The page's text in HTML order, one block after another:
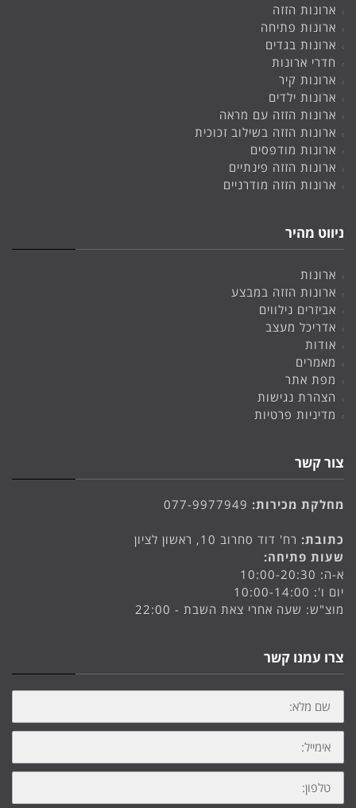
ארונות הזזה
ארונות פתיחה
ארונות בגדים
חדרי ארונות
ארונות קיר
ארונות ילדים
ארונות הזזה עם מראה
ארונות הזזה בשילוב זכוכית
ארונות מודפסים
ארונות הזזה פינתיים
ארונות הזזה מודרניים
ניווט מהיר
ארונות
ארונות הזזה במבצע
אביזרים נילווים
אדריכל מעצב
אודות
מאמרים
מפת אתר
הצהרת נגישות
מדיניות פרטיות
צור קשר
מחלקת מכירות: 077-9977949
כתובת: רח' דוד סחרוב 10, ראשון לציון
שעות פתיחה:
א-ה: 10:00-20:30
יום ו': 10:00-14:00
מוצ"ש: שעה אחרי צאת השבת - 22:00
צרו עמנו קשר
שם
מלא:
אימייל:
טלפון: